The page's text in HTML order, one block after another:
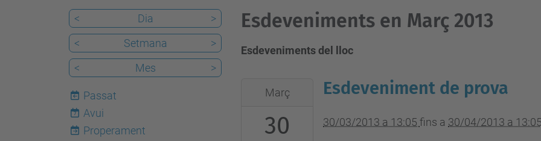
Esdeveniments en Març 2013
Esdeveniments del lloc
2013-
30T13:05:00+01:00
Març
30
Esdeveniment de prova
30/03/2013 a 13:05 fins a 30/04/2013 a
< Dia
>
<
Setmana
>
<
Mes >
Passat
7
Avui
Properament